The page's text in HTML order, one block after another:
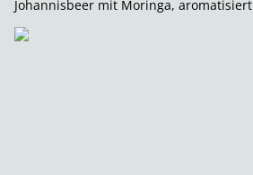
Johannisbeer mit Moringa, aromatisiert